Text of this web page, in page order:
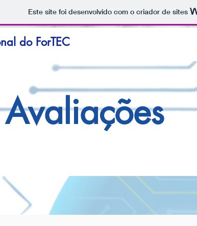
Este site foi desenvolvido com o criador de sites
do ForTEC
Avaliações